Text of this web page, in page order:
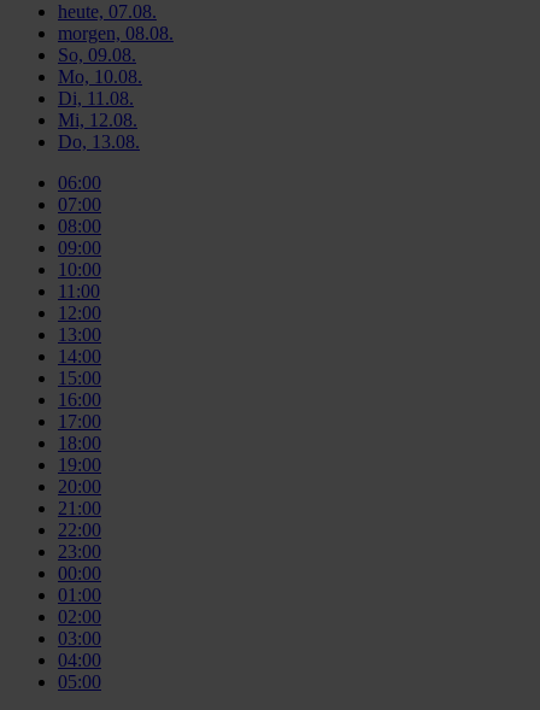
heute, 07.08.
morgen, 08.08.
So, 09.08.
Mo, 10.08.
Di, 11.08.
Mi, 12.08.
Do, 13.08.
06:00
07:00
08:00
09:00
10:00
11:00
12:00
13:00
14:00
15:00
16:00
17:00
18:00
19:00
20:00
21:00
22:00
23:00
00:00
01:00
02:00
03:00
04:00
05:00